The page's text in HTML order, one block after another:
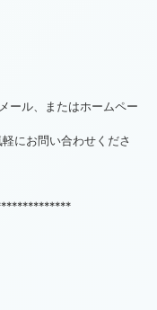
ール、またはホームペー
にお問い合わせくださ